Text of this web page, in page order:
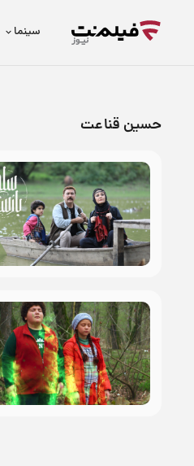
سینما
حسین قناعت